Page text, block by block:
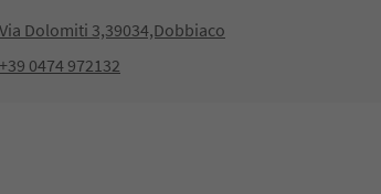
Via Dolomiti 3,39034,Dobbiaco
+39 0474 972132